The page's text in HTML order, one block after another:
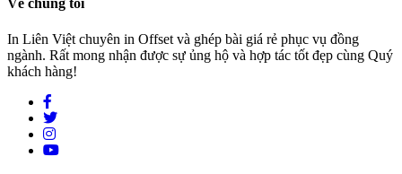
Về chúng tôi
In Liên Việt chuyên in Offset và ghép bài giá rẻ phục vụ đồng
ngành. Rất mong nhận được sự ủng hộ và hợp tác tốt đẹp cùng Quý
khách hàng!